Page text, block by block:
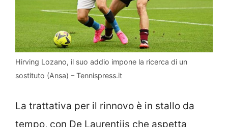
Hirving Lozano, il suo addio impone la ricerca di un
sostituto (Ansa) – Tennispress.it
La trattativa per il rinnovo è in stallo da
tempo, con De Laurentiis che aspetta